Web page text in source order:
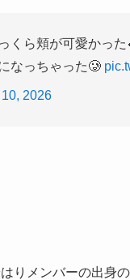
くら頬が可愛かった
なっちゃった🥲
2026
りメンバーの出身